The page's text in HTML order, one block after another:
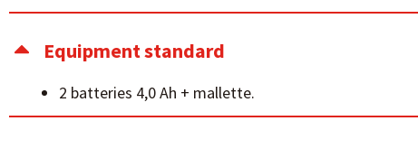
Equipment standard
2 batteries 4,0 Ah + mallette.